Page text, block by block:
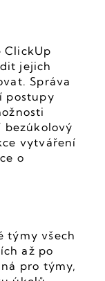
ClickUp
jejich
Správa
postupy
bezúkolový
vytváření
o
týmy všech
až po
pro týmy,